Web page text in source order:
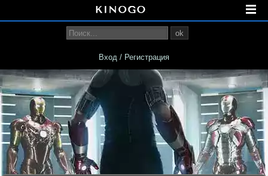
ok
Вход / Регистрация